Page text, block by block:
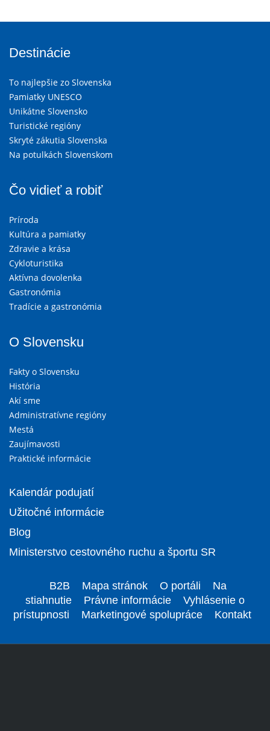
Destinácie
To najlepšie zo Slovenska
Pamiatky UNESCO
Unikátne Slovensko
Turistické regióny
Skryté zákutia Slovenska
Na potulkách Slovenskom
Čo vidieť a robiť
Príroda
Kultúra a pamiatky
Zdravie a krása
Cykloturistika
Aktívna dovolenka
Gastronómia
Tradície a gastronómia
O Slovensku
Fakty o Slovensku
História
Akí sme
Administratívne regióny
Mestá
Zaujímavosti
Praktické informácie
Kalendár podujatí
Užitočné informácie
Blog
Ministerstvo cestovného ruchu a športu SR
B2B Mapa stránok O portáli
Na
stiahnutie
Právne informácie
Vyhlásenie o
prístupnosti
Marketingové spolupráce Kontakt